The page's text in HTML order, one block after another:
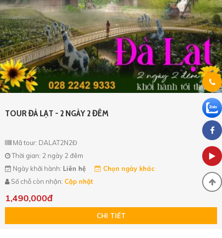
TOUR ĐÀ LẠT - 2 NGÀY 2 ĐÊM
Mã tour: DALAT2N2Đ
Thời gian: 2 ngày 2 đêm
Ngày khởi hành: Liên hệ
Chọn ngày khác
Số chỗ còn nhận: Cập nhật
1,490,000đ
CHI TIẾT